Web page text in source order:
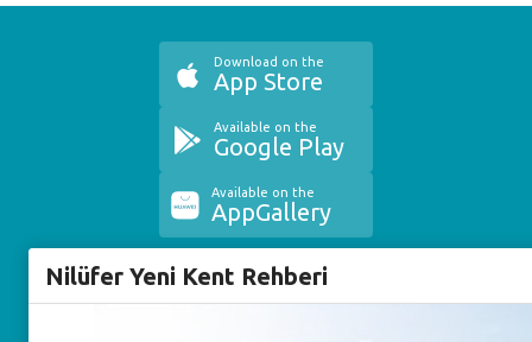
Çağrı Merkezi
444 16 03
Download on the
App Store
Available on the
Google Play
Available on the
AppGallery
Nilüfer Yeni Kent Rehberi